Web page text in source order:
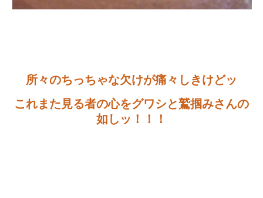
所々のちっちゃな欠けが痛々しきけどッ
これまた見る者の心をグワシと鷲掴みさんの
如しッ！！！